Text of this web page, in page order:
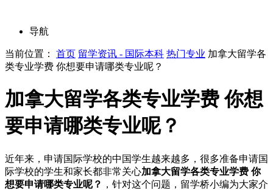
导航
当前位置： 首页 留学资讯 - 国际本科 热门专业 加拿大留学各
类专业学费 你想要申请哪类专业呢？
加拿大留学各类专业学费 你想
要申请哪类专业呢？
近年来，申请国际学校的中国学生越来越多，很多准备申请国
际学校的学生和家长都非常关心加拿大留学各类专业学费 你
想要申请哪类专业呢？ ，针对这个问题，留学桥小编为大家介